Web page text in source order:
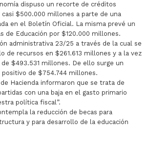
dispuso un recorte de créditos
$500.000 millones a parte de una
en el Boletín Oficial. La misma prevé un
de Educación por $120.000 millones.
administrativa 23/25 a través de la cual se
de recursos en $261.613 millones y a la vez
$493.531 millones. De ello surge un
de $754.744 millones.
Hacienda informaron que se trata de
con una baja en el gasto primario
política fiscal”.
la reducción de becas para
y para desarrollo de la educación